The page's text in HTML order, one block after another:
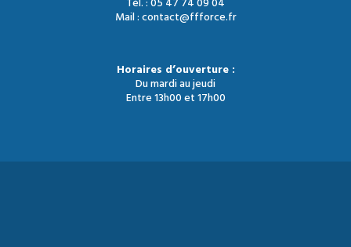
Tél. : 05 47 74 09 04
Mail : contact@ffforce.fr
Horaires d’ouverture :
Du mardi au jeudi
Entre 13h00 et 17h00